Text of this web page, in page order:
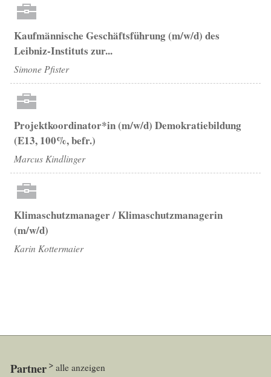
Kaufmännische Geschäftsführung (m/w/d) des
Leibniz-Instituts zur...
Simone Pfister
Projektkoordinator*in (m/w/d) Demokratiebildung
(E13, 100%, befr.)
Marcus Kindlinger
Klimaschutzmanager / Klimaschutzmanagerin
(m/w/d)
Karin Kottermaier
Partner alle anzeigen